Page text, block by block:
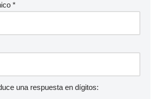
*
una respuesta en dígitos: